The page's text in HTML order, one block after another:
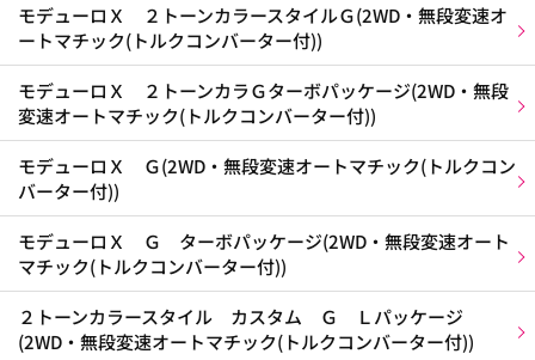
モデューロＸ ２トーンカラースタイルＧ(2WD・無段変速オ
ートマチック(トルクコンバーター付))
モデューロＸ ２トーンカラＧターボパッケージ(2WD・無段
変速オートマチック(トルクコンバーター付))
モデューロＸ Ｇ(2WD・無段変速オートマチック(トルクコン
バーター付))
モデューロＸ Ｇ ターボパッケージ(2WD・無段変速オート
マチック(トルクコンバーター付))
２トーンカラースタイル カスタム Ｇ Ｌパッケージ
(2WD・無段変速オートマチック(トルクコンバーター付))